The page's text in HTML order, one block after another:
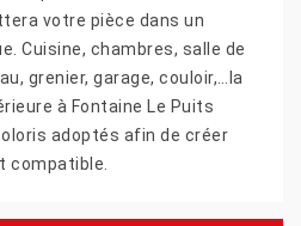
votre pièce dans un
Cuisine, chambres, salle de
grenier, garage, couloir,…la
à Fontaine Le Puits
adoptés afin de créer
compatible.